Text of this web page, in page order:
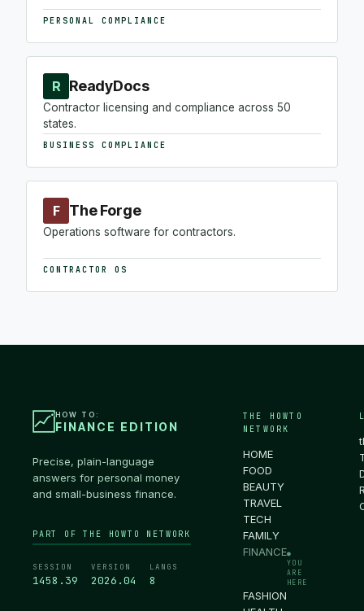
PERSONAL COMPLIANCE
R ReadyDocs
Contractor licensing and compliance across 50
states.
BUSINESS COMPLIANCE
F The Forge
Operations software for contractors.
CONTRACTOR OS
HOW TO:
FINANCE EDITION
Precise, plain-language
answers for personal money
and small-business finance.
PART OF THE HOWTO NETWORK
SESSION
1458.40
VERSION
2026.04
LANGS
8
THE HOWTO
NETWORK
HOME
FOOD
BEAUTY
TRAVEL
TECH
FAMILY
FINANCE●
YOU
ARE
HERE
FASHION